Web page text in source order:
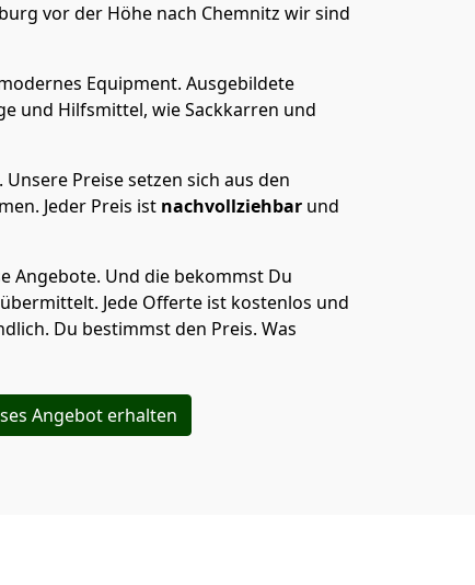
vor der Höhe nach Chemnitz wir sind
Equipment. Ausgebildete
und Hilfsmittel, wie Sackkarren und
Unsere Preise setzen sich aus den
Jeder Preis ist nachvollziehbar und
Angebote. Und die bekommst Du
übermittelt. Jede Offerte ist kostenlos und
Du bestimmst den Preis. Was
Angebot erhalten